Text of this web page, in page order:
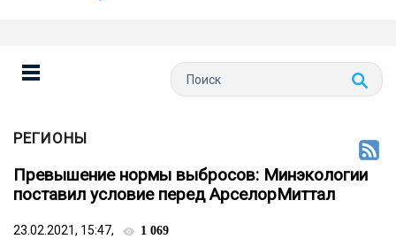
РЕГИОНЫ
Превышение нормы выбросов: Минэкологии
поставил условие перед АрселорМиттал
23.02.2021, 15:47, 1 069